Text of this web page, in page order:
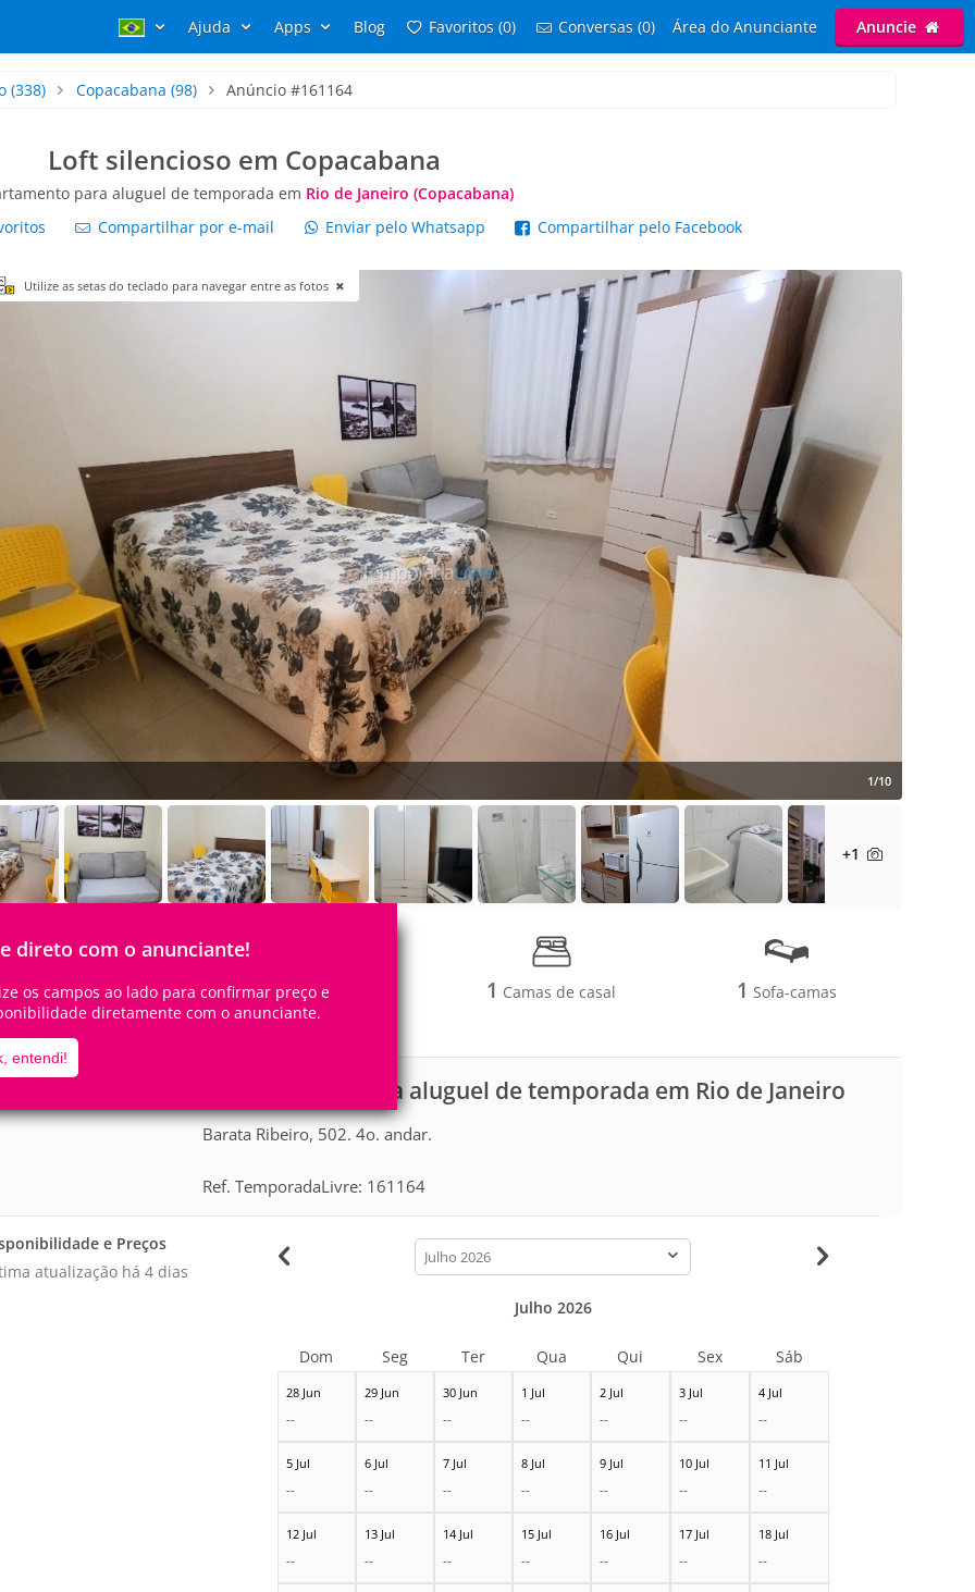
Ajuda Apps Blog Favoritos (0) Conversas (0) Área do Anunciante Anuncie
(338) Copacabana (98) Anúncio #161164
Loft silencioso em Copacabana
para aluguel de temporada em Rio de Janeiro (Copacabana)
Compartilhar por e-mail Enviar pelo Whatsapp Compartilhar pelo Facebook
direto com o anunciante!
os campos ao lado para confirmar preço e
diretamente com o anunciante.
entendi!
Utilize as setas do teclado para navegar entre as fotos
1/10
+1
4Pessoas 1Quartos
0Suítes
1 Camas de casal 1 Sofa-camas
Apartamento para aluguel de temporada em Rio de Janeiro
Barata Ribeiro, 502. 4o. andar.
Ref. TemporadaLivre: 161164
e Preços
atualização há 4 dias
calendar-
month
28 Jun
--
29 Jun
--
30 Jun
--
1 Jul
--
2 Jul
--
3 Jul
--
4 Jul
--
5 Jul
--
6 Jul
--
7 Jul
--
8 Jul
--
9 Jul
--
10 Jul
--
11 Jul
--
12 Jul
--
13 Jul
--
14 Jul
--
15 Jul
--
16 Jul
--
17 Jul
--
18 Jul
--
Julho 2026
Dom Seg Ter Qua Qui Sex Sáb